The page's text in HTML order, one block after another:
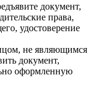
документ,
права,
удостоверение
не являющимся
документ,
оформленную